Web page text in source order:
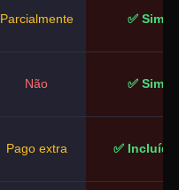
Parcialmente ✅ Sim
Não ✅ Sim
Pago extra ✅ Incluído